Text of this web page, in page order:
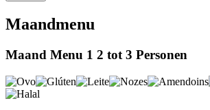
Maandmenu
Maand Menu 1 2 tot 3 Personen